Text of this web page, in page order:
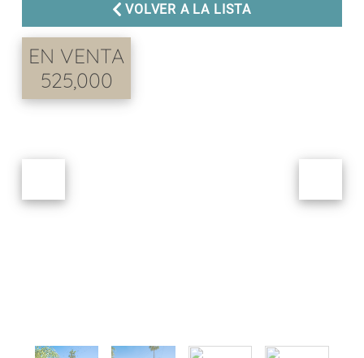
VOLVER A LA LISTA
EN VENTA
525,000